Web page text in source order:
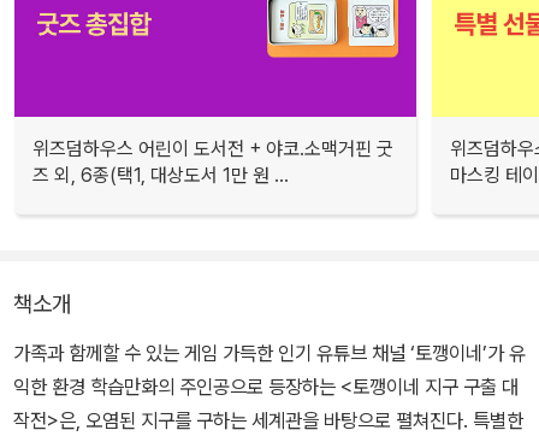
위즈덤하우스 어린이 도서전 + 야코.소맥거핀 굿
즈 외, 6종(택1, 대상도서 1만 원 ...
위즈덤하
마스킹 테
책소개
가족과 함께할 수 있는 게임 가득한 인기 유튜브 채널 ‘토깽이네’가 유
익한 환경 학습만화의 주인공으로 등장하는 <토깽이네 지구 구출 대
작전>은, 오염된 지구를 구하는 세계관을 바탕으로 펼쳐진다. 특별한